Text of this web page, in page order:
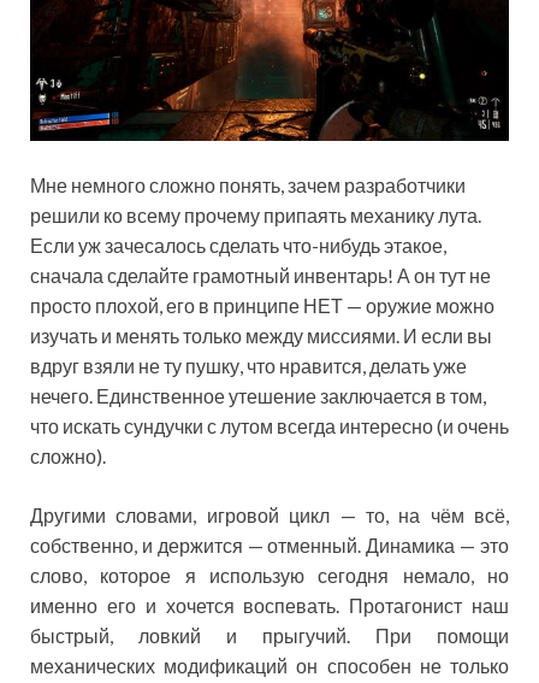
Мне немного сложно понять, зачем разработчики
решили ко всему прочему припаять механику лута.
Если уж зачесалось сделать что-нибудь этакое,
сначала сделайте грамотный инвентарь! А он тут не
просто плохой, его в принципе НЕТ — оружие можно
изучать и менять только между миссиями. И если вы
вдруг взяли не ту пушку, что нравится, делать уже
нечего. Единственное утешение заключается в том,
что искать сундучки с лутом всегда интересно (и очень
сложно).
Другими словами, игровой цикл — то, на чём всё,
собственно, и держится — отменный. Динамика — это
слово, которое я использую сегодня немало, но
именно его и хочется воспевать. Протагонист наш
быстрый, ловкий и прыгучий. При помощи
механических модификаций он способен не только